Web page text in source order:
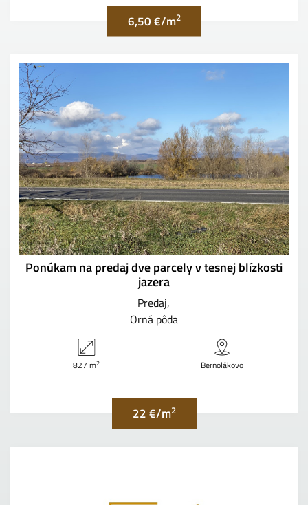
6,50 €/m2
Ponúkam na predaj dve parcely v tesnej blízkosti
jazera
Predaj
Orná pôda
827 m2 Bernolákovo
22 €/m2